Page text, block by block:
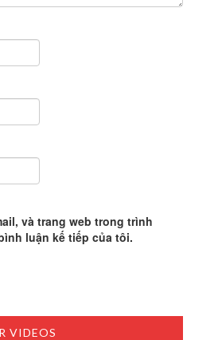
và trang web trong trình
luận kế tiếp của tôi.
VIDEOS